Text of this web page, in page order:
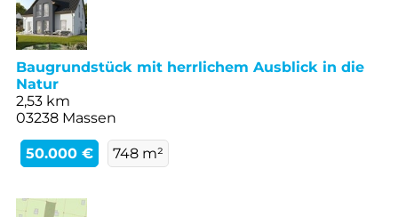
Baugrundstück mit herrlichem Ausblick in die
Natur
2,53 km
03238 Massen
50.000 € 748 m²